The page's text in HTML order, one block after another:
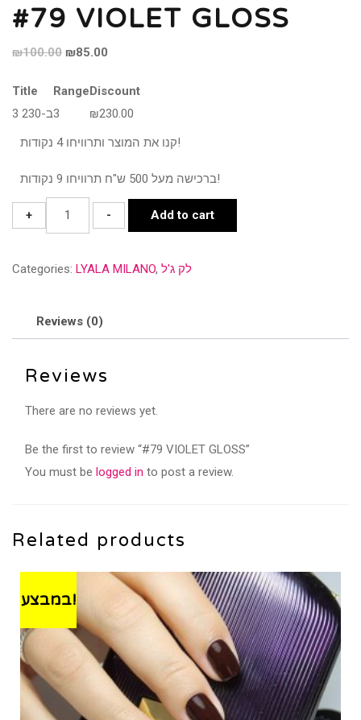
#79 VIOLET GLOSS
₪100.00 Original
was:
₪100.00.
₪85.00
is:
₪85.00.
Title RangeDiscount
3 ב-2303 ₪230.00
קנו את המוצר ותרוויחו 4 נקודות!
ברכישה מעל 500 ש"ח תרוויחו 9 נקודות!
+
#79
VIOLET
quantity
- Add to cart
Categories: LYALA MILANO, לק ג'ל
Reviews (0)
Reviews
There are no reviews yet.
Be the first to review “#79 VIOLET GLOSS”
You must be logged in to post a review.
Related products
במבצע!